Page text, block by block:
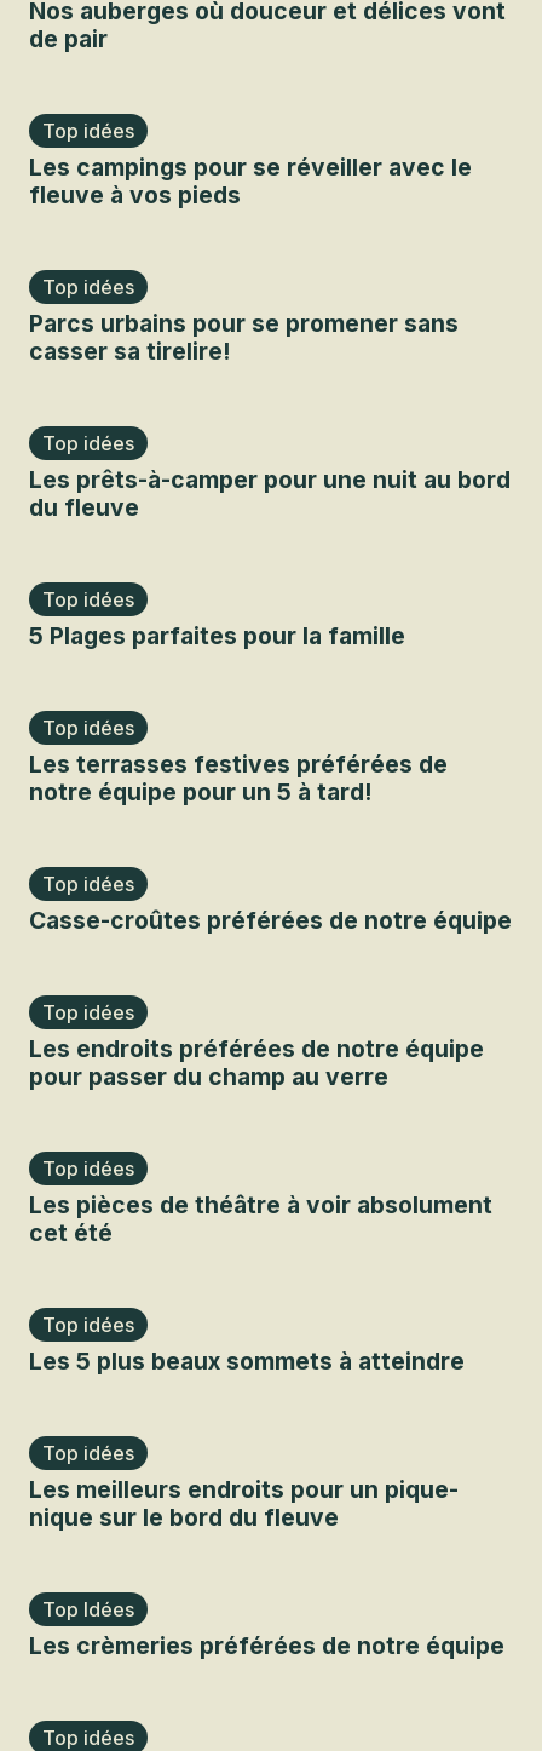
Nos auberges où douceur et délices vont
de pair
Top idées
Les campings pour se réveiller avec le
fleuve à vos pieds
Top idées
Parcs urbains pour se promener sans
casser sa tirelire!
Top idées
Les prêts-à-camper pour une nuit au bord
du fleuve
Top idées
5 Plages parfaites pour la famille
Top idées
Les terrasses festives préférées de
notre équipe pour un 5 à tard!
Top idées
Casse-croûtes préférées de notre équipe
Top idées
Les endroits préférées de notre équipe
pour passer du champ au verre
Top idées
Les pièces de théâtre à voir absolument
cet été
Top idées
Les 5 plus beaux sommets à atteindre
Top idées
Les meilleurs endroits pour un pique-
nique sur le bord du fleuve
Top Idées
Les crèmeries préférées de notre équipe
Top idées